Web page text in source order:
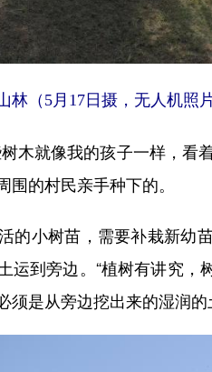
（5月17日摄，无人机照
就像我的孩子一样，看
的村民亲手种下的。
小树苗，需要补栽新幼
运到旁边。“植树有讲究
是从旁边挖出来的湿润